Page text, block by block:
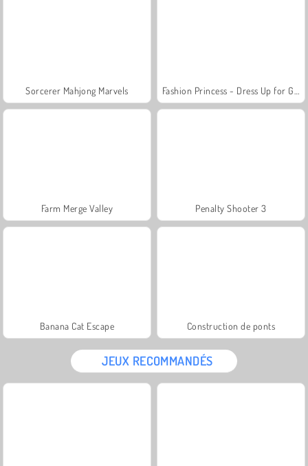
Sorcerer Mahjong Marvels
Farm Merge Valley Penalty Shooter 3
Banana Cat Escape Construction de ponts
JEUX RECOMMANDÉS